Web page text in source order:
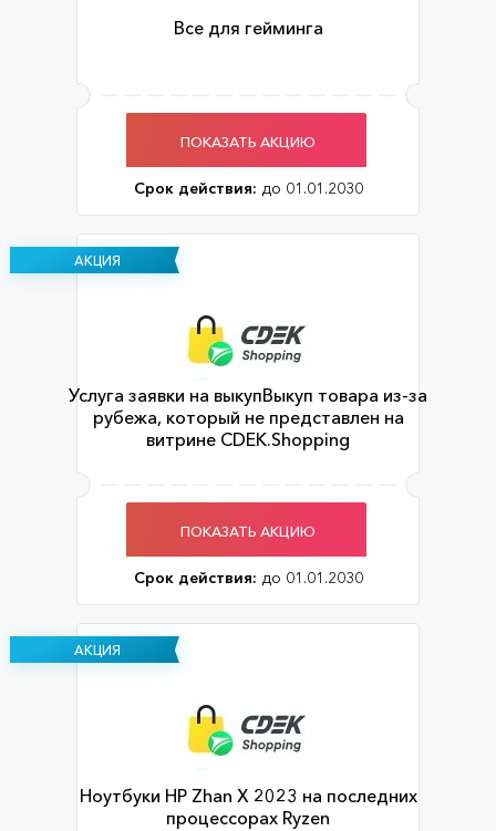
Все для гейминга
ПОКАЗАТЬ АКЦИЮ
Срок действия: до 01.01.2030
АКЦИЯ
Услуга заявки на выкупВыкуп товара из-за
рубежа, который не представлен на
витрине CDEK.Shopping
ПОКАЗАТЬ АКЦИЮ
Срок действия: до 01.01.2030
АКЦИЯ
Ноутбуки HP Zhan X 2023 на последних
процессорах Ryzen